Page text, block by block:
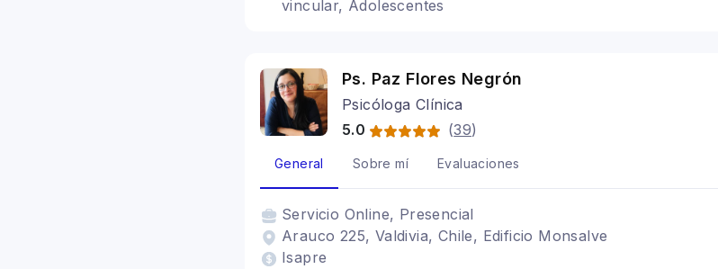
vincular, Adolescentes
Ps. Paz Flores Negrón
Psicóloga Clínica
5.0
(39)
General Sobre mí Evaluaciones
Servicio Online, Presencial
Arauco 225, Valdivia, Chile, Edificio Monsalve
Isapre